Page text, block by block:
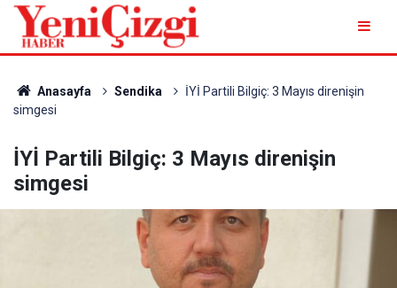
Anasayfa Sendika
İYİ Partili Bilgiç: 3 Mayıs direnişin
simgesi
İYİ Partili Bilgiç: 3 Mayıs direnişin
simgesi